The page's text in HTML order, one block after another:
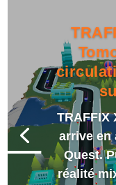
TRAFFIX
arrive en
Quest.
réalité